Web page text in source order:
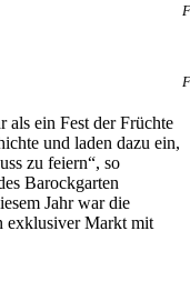
als ein Fest der Früchte
und laden dazu ein,
zu feiern“, so
Barockgarten
Jahr war die
exklusiver Markt mit